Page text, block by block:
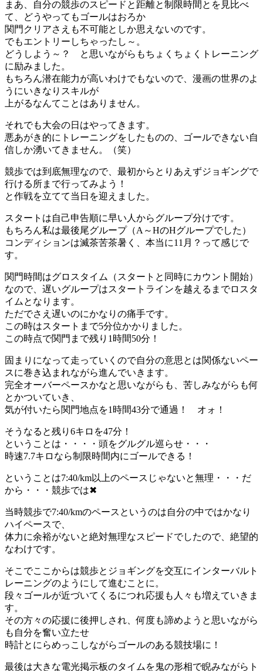
まあ、自分の競歩のスピードと距離と制限時間とを見比べ
て、どうやってもゴールはおろか
関門クリアさえも不可能としか思えないのです。
でもエントリーしちゃったし～。
どうしよう～？ と思いながらもちょくちょくトレーニング
に励みました。
もちろん潜在能力が高いわけでもないので、漫画の世界のよ
うにいきなりスキルが
上がるなんてことはありません。
それでも大会の日はやってきます。
悪あがき的にトレーニングをしたものの、ゴールできない自
信しか湧いてきません。（笑）
競歩では到底無理なので、最初からとりあえずジョギングで
行ける所まで行ってみよう！
と作戦を立てて当日を迎えました。
スタートは自己申告順に早い人からグループ分けです。
もちろん私は最後尾グループ（A～HのHグループでした）
コンディションは滅茶苦茶暑く、本当に11月？って感じで
す。
関門時間はグロスタイム（スタートと同時にカウント開始）
なので、遅いグループはスタートラインを越えるまでロスタ
イムとなります。
ただでさえ遅いのにかなりの痛手です。
この時はスタートまで5分位かかりました。
この時点で関門まで残り1時間50分！
固まりになって走っていくので自分の意思とは関係ないペー
スに巻き込まれながら進んでいきます。
完全オーバーペースかなと思いながらも、苦しみながらも何
とかついていき、
気が付いたら関門地点を1時間43分で通過！ オォ！
そうなると残り6キロを47分！
ということは・・・・頭をグルグル巡らせ・・・
時速7.7キロなら制限時間内にゴールできる！
ということは7:40/km以上のペースじゃないと無理・・・だ
から・・・競歩では✖
当時競歩で7:40/kmのペースというのは自分の中ではかなり
ハイペースで、
体力に余裕がないと絶対無理なスピードでしたので、絶望的
なわけです。
そこでここからは競歩とジョギングを交互にインターバルト
レーニングのようにして進むことに。
段々ゴールが近づいてくるにつれ応援も人々も増えていきま
す。
その方々の応援に後押しされ、何度も諦めようと思いながら
も自分を奮い立たせ
時計とにらめっこしながらゴールのある競技場に！
最後は大きな電光掲示板のタイムを鬼の形相で睨みながらト